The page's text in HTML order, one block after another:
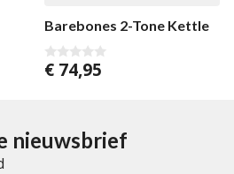
Barebones 2-Tone Kettle
0
v
€ 74,95
nieuwsbrief